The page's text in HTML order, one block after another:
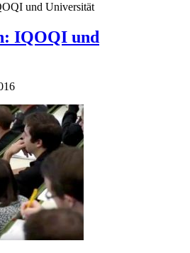
und Universität
IQOQI und